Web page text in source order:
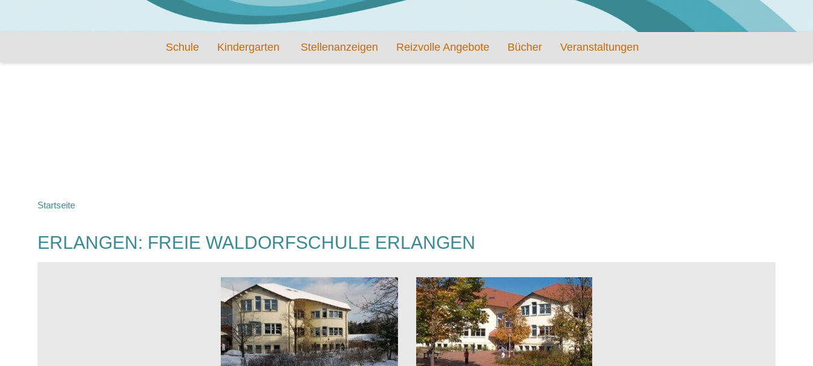
Schule Kindergarten Stellenanzeigen Reizvolle Angebote Bücher Veranstaltungen
Startseite
ERLANGEN: FREIE WALDORFSCHULE ERLANGEN